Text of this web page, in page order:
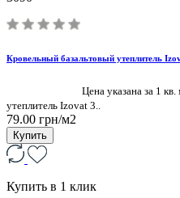
Кровельный базальтовый утеплитель
Цена указана за 1 кв. м.
утеплитель Izovat 3..
79.00 грн/м2
Купить
Купить в 1 клик